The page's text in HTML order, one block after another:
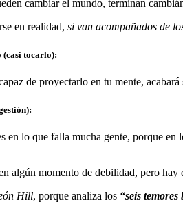
cambiar el mundo, terminan
en realidad, si van acompañados de
(casi tocarlo):
de proyectarlo en tu mente, acabará
en lo que falla mucha gente, porque
algún momento de debilidad, pero
Hill, porque analiza los “seis temores